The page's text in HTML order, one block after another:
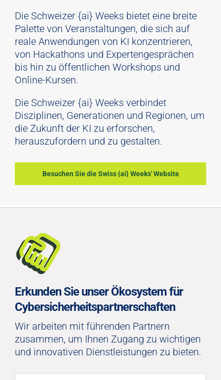
Die Schweizer {ai} Weeks bietet eine breite
Palette von Veranstaltungen, die sich auf
reale Anwendungen von KI konzentrieren,
von Hackathons und Expertengesprächen
bis hin zu öffentlichen Workshops und
Online-Kursen.
Die Schweizer {ai} Weeks verbindet
Disziplinen, Generationen und Regionen, um
die Zukunft der KI zu erforschen,
herauszufordern und zu gestalten.
Besuchen Sie die Swiss {ai} Weeks' Website
Erkunden Sie unser Ökosystem für
Cybersicherheitspartnerschaften
Wir arbeiten mit führenden Partnern
zusammen, um Ihnen Zugang zu wichtigen
und innovativen Dienstleistungen zu bieten.